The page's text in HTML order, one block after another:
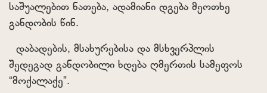
საშუალებით ნათება, ადამიანი დგება მეოთხე
განდობის წინ.
დაბადების, მსახურებისა და მსხვერპლის
შედეგად განდობილი ხდება ღმერთის სამეფოს
“მოქალაქე”.